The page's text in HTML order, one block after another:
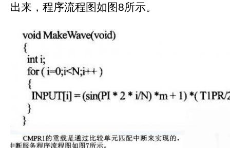
出来，程序流程图如图8所示。